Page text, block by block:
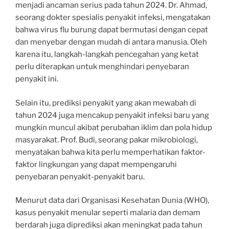
menjadi ancaman serius pada tahun 2024. Dr. Ahmad,
seorang dokter spesialis penyakit infeksi, mengatakan
bahwa virus flu burung dapat bermutasi dengan cepat
dan menyebar dengan mudah di antara manusia. Oleh
karena itu, langkah-langkah pencegahan yang ketat
perlu diterapkan untuk menghindari penyebaran
penyakit ini.
Selain itu, prediksi penyakit yang akan mewabah di
tahun 2024 juga mencakup penyakit infeksi baru yang
mungkin muncul akibat perubahan iklim dan pola hidup
masyarakat. Prof. Budi, seorang pakar mikrobiologi,
menyatakan bahwa kita perlu memperhatikan faktor-
faktor lingkungan yang dapat mempengaruhi
penyebaran penyakit-penyakit baru.
Menurut data dari Organisasi Kesehatan Dunia (WHO),
kasus penyakit menular seperti malaria dan demam
berdarah juga diprediksi akan meningkat pada tahun